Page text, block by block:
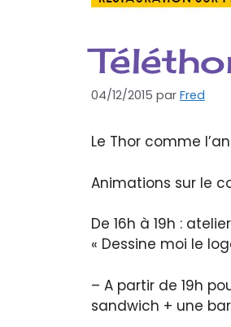
04/12/2015 par Fred
Le Thor comme
Animations sur le
De 16h à 19h :
« Dessine moi le
– A partir de 19h
sandwich + une